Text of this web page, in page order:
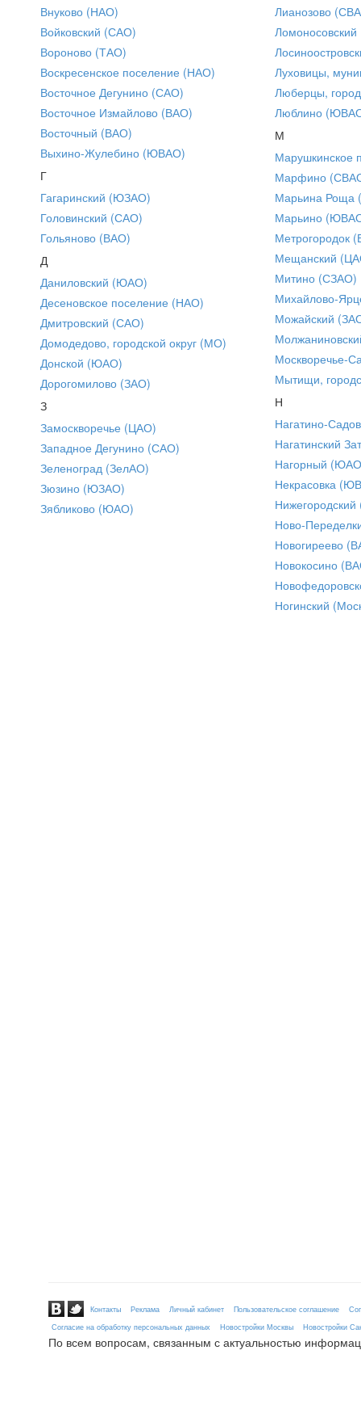
Внуково (НАО)
Войковский (САО)
Вороново (ТАО)
Воскресенское поселение (НАО)
Восточное Дегунино (САО)
Восточное Измайлово (ВАО)
Восточный (ВАО)
Выхино-Жулебино (ЮВАО)
Г
Гагаринский (ЮЗАО)
Головинский (САО)
Гольяново (ВАО)
Д
Даниловский (ЮАО)
Десеновское поселение (НАО)
Дмитровский (САО)
Домодедово, городской округ (МО)
Донской (ЮАО)
Дорогомилово (ЗАО)
З
Замоскворечье (ЦАО)
Западное Дегунино (САО)
Зеленоград (ЗелАО)
Зюзино (ЮЗАО)
Зябликово (ЮАО)
Лианозово
Луховицы,
Люберцы,
Люблино
М
Марушкинское
Марфино
Марьина Роща
Марьино
Метрогородок
Мещанский
Митино (СЗАО)
Михайлово-
Можайский
Москворечье-
Мытищи,
Н
Нагатино-
Нагатинский
Нагорный
Некрасовка
Ново-
Новогиреево
Новокосино
Ногинский
Контакты Реклама Личный кабинет Пользовательское соглашение
Согласие на обработку персональных данных
Новостройки Москвы Новостройки
По всем вопросам, связанным с актуальностью